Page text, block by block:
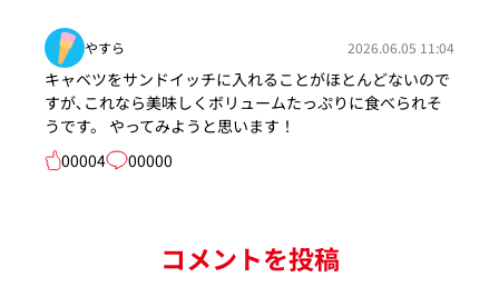
やすら 2026.06.05 11:04
キャベツをサンドイッチに入れることがほとんどないので
すが､これなら美味しくボリュームたっぷりに食べられそ
うです。 やってみようと思います！
00004
00000
コメントを投稿